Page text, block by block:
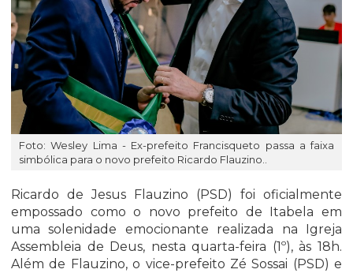
Foto: Wesley Lima - Ex-prefeito Francisqueto passa a faixa
simbólica para o novo prefeito Ricardo Flauzino..
Ricardo de Jesus Flauzino (PSD) foi oficialmente
empossado como o novo prefeito de Itabela em
uma solenidade emocionante realizada na Igreja
Assembleia de Deus, nesta quarta-feira (1º), às 18h.
Além de Flauzino, o vice-prefeito Zé Sossai (PSD) e